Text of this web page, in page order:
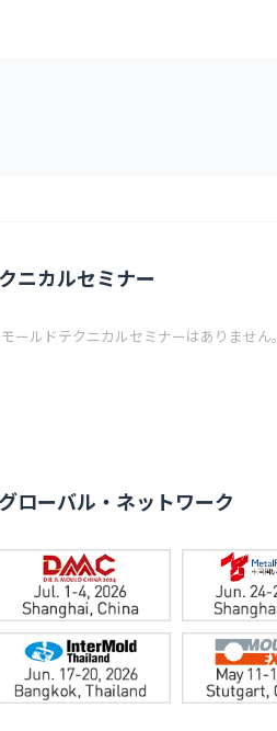
ニカルセミナー
ールドテクニカルセミナーはありません。
ローバル・ネットワーク